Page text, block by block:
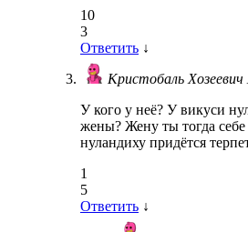
10
3
Ответить ↓
Кристобаль
У кого у неё? У викуси
жены? Жену ты тогда
нуландиху придётся
1
5
Ответить ↓